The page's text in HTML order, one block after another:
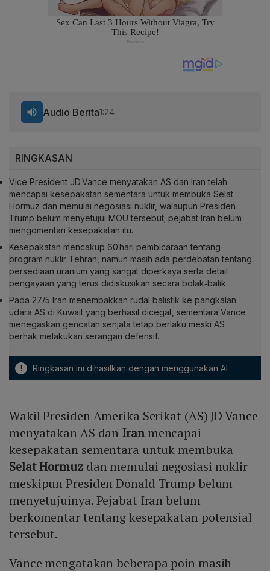
RINGKASAN
Vice President JD Vance menyatakan AS dan Iran telah
mencapai kesepakatan sementara untuk membuka Selat
Hormuz dan memulai negosiasi nuklir, walaupun Presiden
Trump belum menyetujui MOU tersebut; pejabat Iran belum
mengomentari kesepakatan itu.
Kesepakatan mencakup 60 hari pembicaraan tentang
program nuklir Tehran, namun masih ada perdebatan tentang
persediaan uranium yang sangat diperkaya serta detail
pengayaan yang terus didiskusikan secara bolak‑balik.
Pada 27/5 Iran menembakkan rudal balistik ke pangkalan
udara AS di Kuwait yang berhasil dicegat, sementara Vance
menegaskan gencatan senjata tetap berlaku meski AS
berhak melakukan serangan defensif.
! Ringkasan ini dihasilkan dengan menggunakan AI
Audio Berita1:24
Wakil Presiden Amerika Serikat (AS) JD Vance
menyatakan AS dan Iranmencapai
kesepakatan sementara untuk membuka
Selat Hormuz dan memulai negosiasi nuklir
meskipun Presiden Donald Trump belum
menyetujuinya. Pejabat Iran belum
berkomentar tentang kesepakatan potensial
tersebut.
Vance mengatakan beberapa poin masih